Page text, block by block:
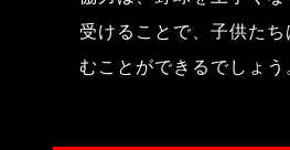
受けることで、子供た
むことができるでしょう